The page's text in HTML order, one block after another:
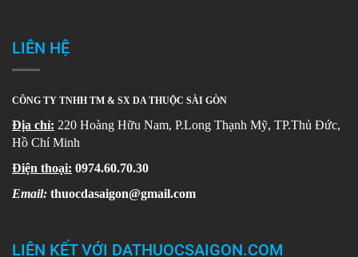
LIÊN HỆ
CÔNG TY TNHH TM & SX DA THUỘC SÀI GÒN
Địa chỉ: 220 Hoàng Hữu Nam, P.Long Thạnh Mỹ, TP.Thủ Đức,
Hồ Chí Minh
Điện thoại: 0974.60.70.30
Email: thuocdasaigon@gmail.com
LIÊN KẾT VỚI DATHUOCSAIGON.COM